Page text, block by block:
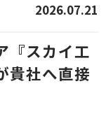
2026.07.21
『スカイ工
貴社へ直接